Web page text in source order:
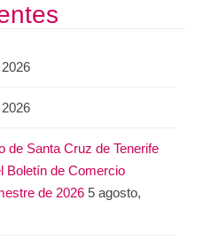
de Santa Cruz de Tenerife
Boletín de Comercio
de 2026 5 agosto,